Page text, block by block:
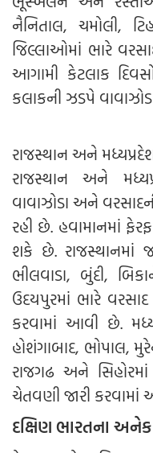
નૈનિતાલ, ચમોલી,
જિલ્લાઓમાં ભારે
આગામી કેટલાક
કલાકની ઝડપે
રાજસ્થાન અને
રાજસ્થાન અને
વાવાઝોડા અને
રહી છે. હવામાનમાં
શકે છે. રાજસ્થાનમાં
ભીલવાડા, બુંદી,
ઉદયપુરમાં ભારે
કરવામાં આવી છે.
હોશંગાબાદ, ભોપાલ,
રાજગઢ અને
ચેતવણી જારી
દક્ષિણ ભારતના અનેક